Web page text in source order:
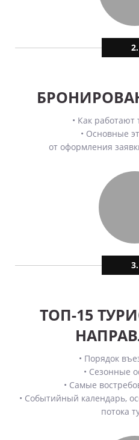
2.
3.
• Как
• Основные
от оформления
ТОП-15
• Порядок
• Сезонные
• Самые
• Событийный календарь,
потока